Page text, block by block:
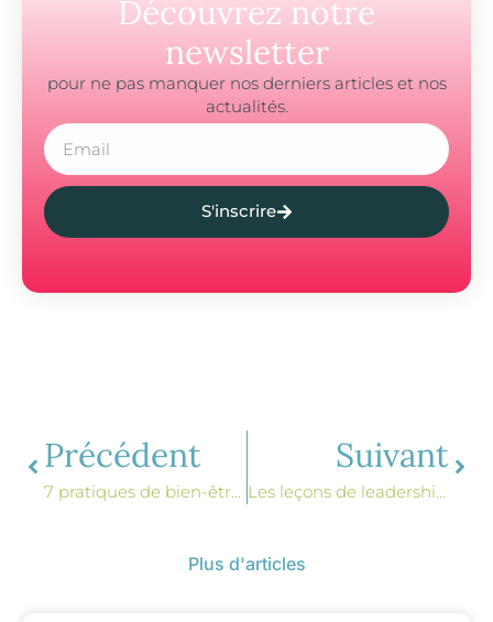
Découvrez notre
newsletter
pour ne pas manquer nos derniers articles et nos
actualités.
S'inscrire
Précédent
7 pratiques de bien-être pour augmenter la concentration au travail : Le guide ultime pour booster votre focus
Suivant
Les leçons de leadership et de cohésion d’équipe à tirer des Jeux Olympiques à l’heure de Paris2024
Plus d'articles